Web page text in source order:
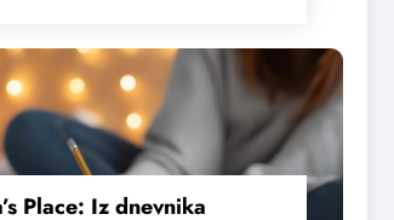
Place: Iz dnevnika